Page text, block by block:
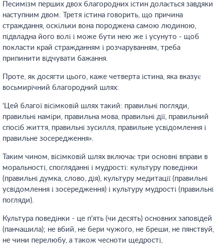
Песимізм перших двох благородних істин долається завдяки
наступним двом. Третя істина говорить, що причина
страждання, оскільки вона породжена самою людиною,
підвладна його волі і може бути нею же і усунуто - щоб
покласти край стражданням і розчаруванням, треба
припинити відчувати бажання.
Проте, як досягти цього, каже четверта істина, яка вказує
восьмирічний благородний шлях:
'Цей благої вісімковій шлях такий: правильні погляди,
правильні наміри, правильна мова, правильні дії, правильний
спосіб життя, правильні зусилля, правильне усвідомлення і
правильне зосередження».
Таким чином, вісімковій шлях включає три основні вправи в
моральності, спогляданні і мудрості: культуру поведінки
(правильні думка, слово, дія), культуру медитації (правильні
усвідомлення і зосередження) і культуру мудрості (правильні
погляди).
Культура поведінки - це п'ять (чи десять) основних заповідей
(панчашила); не вбий, не бери чужого, не бреши, не пянствуй,
не чини перелюбу, а також чесноти щедрості,